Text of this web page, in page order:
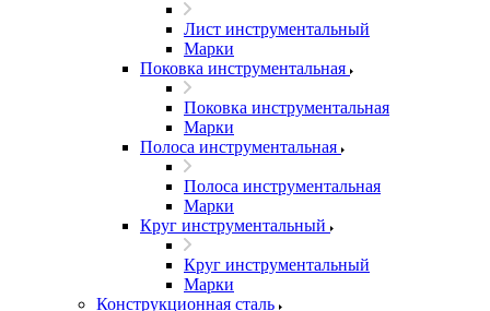
Лист инструментальный
Марки
Поковка инструментальная
Поковка инструментальная
Марки
Полоса инструментальная
Полоса инструментальная
Марки
Круг инструментальный
Круг инструментальный
Марки
Конструкционная сталь